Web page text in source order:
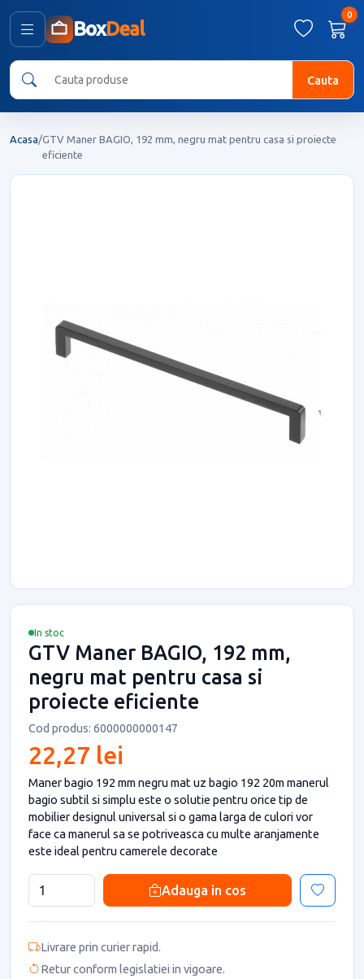
BoxDeal
0
Cauta
Acasa/GTV Maner BAGIO, 192 mm, negru mat pentru casa si proiecte
eficiente
In stoc
GTV Maner BAGIO, 192 mm,
negru mat pentru casa si
proiecte eficiente
Cod produs: 6000000000147
22,27 lei
Maner bagio 192 mm negru mat uz bagio 192 20m manerul
bagio subtil si simplu este o solutie pentru orice tip de
mobilier designul universal si o gama larga de culori vor
face ca manerul sa se potriveasca cu multe aranjamente
este ideal pentru camerele decorate
Adauga in cos
Livrare prin curier rapid.
Retur conform legislatiei in vigoare.